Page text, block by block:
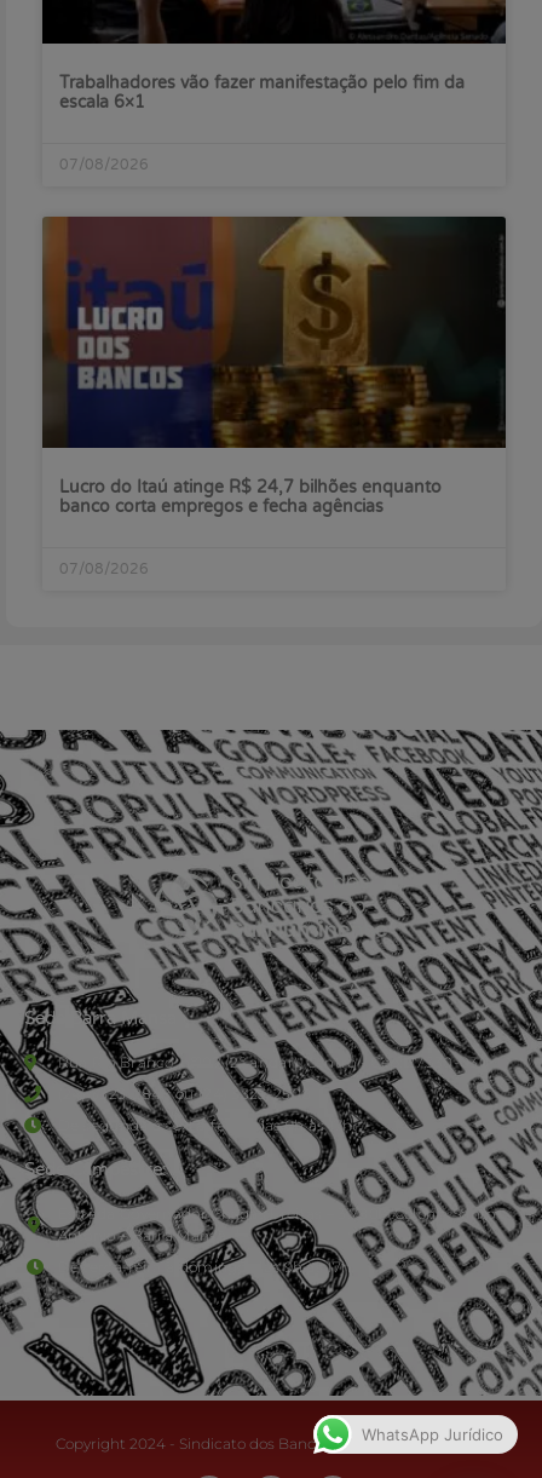
Trabalhadores vão fazer manifestação pelo fim da
escala 6×1
07/08/2026
Lucro do Itaú atinge R$ 24,7 bilhões enquanto
banco corta empregos e fecha agências
07/08/2026
Sede Barra Mansa
Rua Rio Branco, nº107 (2º andar), Centro - Cep: 27.330-030
(24) 3323-2848 ou (24) 3323-2500
De segunda à sexta-feira , das 9h às 17h.
Sede Campestre:
Estrada Governador Chagas Freitas – 3.780 – Colônia Santo
Antônio – Barra Mansa
De terça-feira a domingo, das 9h às 17h
Copyright 2024 - Sindicato dos Bancários do Sul Fluminense
WhatsApp Jurídico